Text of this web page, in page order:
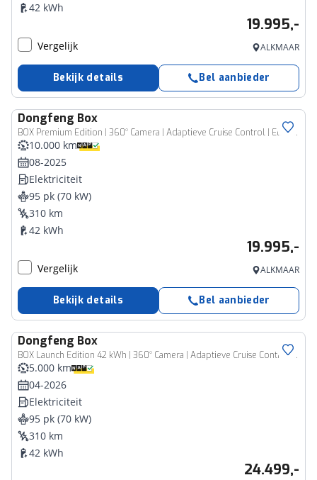
42 kWh
19.995,-
Vergelijk ALKMAAR
Bekijk details Bel aanbieder
Dongfeng Box
BOX Premium Edition | 360° Camera | Adaptieve Cruise Control | Elektrisch Verstelbare Bestuurdersstoel + Geheugen | Stoelverwarming Bestuurder | Stoelventilatie Bestuurder | Apple Carplay | Android Auto | Sfeerverlichting | Elektrisch Inklapbare Buitenspiegels
10.000 km
08-2025
Elektriciteit
95 pk (70 kW)
310 km
42 kWh
19.995,-
Vergelijk ALKMAAR
Bekijk details Bel aanbieder
Dongfeng Box
BOX Launch Edition 42 kWh | 360° Camera | Adaptieve Cruise Control | Elektrisch Verstelbare Bestuurdersstoel + Geheugen | Stoelverwarming Bestuurder | Stoelventilatie Bestuurder | Apple Carplay | Android Auto | Sfeerverlichting | Elektrisch Inklapbare Buitenspiegels
5.000 km
04-2026
Elektriciteit
95 pk (70 kW)
310 km
42 kWh
24.499,-